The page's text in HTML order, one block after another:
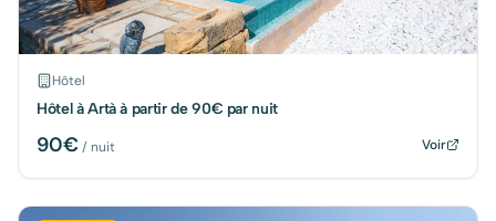
Hôtel
Hôtel à Artà à partir de 90€ par nuit
90€/ nuit Voir